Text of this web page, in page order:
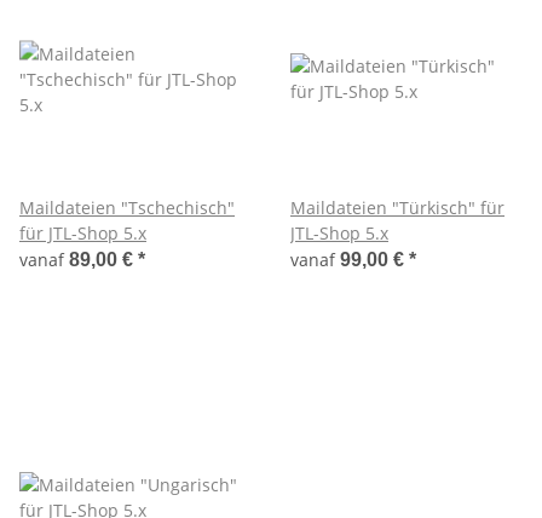
Maildateien "Tschechisch"
für JTL-Shop 5.x
vanaf89,00 € *
Maildateien "Türkisch" für
JTL-Shop 5.x
vanaf99,00 € *